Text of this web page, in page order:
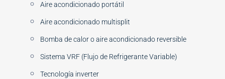
Aire acondicionado portátil
Aire acondicionado multisplit
Bomba de calor o aire acondicionado reversible
Sistema VRF (Flujo de Refrigerante Variable)
Tecnología inverter